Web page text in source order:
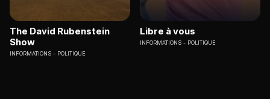
The David Rubenstein
Show
INFORMATIONS POLITIQUE
Libre à vous
INFORMATIONS POLITIQUE